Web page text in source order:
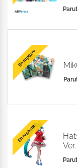
En rupture
En rupture